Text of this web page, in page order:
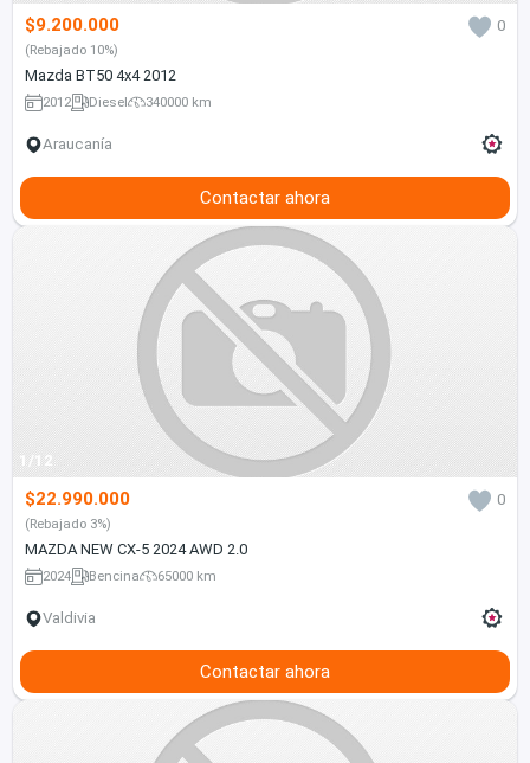
$9.200.000 0
(Rebajado 10%)
Mazda BT50 4x4 2012
2012 Diesel 340000 km
Araucanía
Contactar ahora
1/12
$22.990.000 0
(Rebajado 3%)
MAZDA NEW CX-5 2024 AWD 2.0
2024 Bencina 65000 km
Valdivia
Contactar ahora